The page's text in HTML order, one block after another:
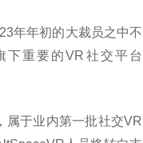
年年初的大裁员之中不
下重要的VR社交平台
属于业内第一批社交VR